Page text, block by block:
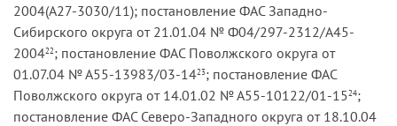
2004(А27-3030/11); постановление ФАС Западно-
Сибирского округа от 21.01.04 № Ф04/297-2312/А45-
200422; постановление ФАС Поволжского округа от
01.07.04 № А55-13983/03-1423; постановление ФАС
Поволжского округа от 14.01.02 № А55-10122/01-1524;
постановление ФАС Северо-Западного округа от 18.10.04